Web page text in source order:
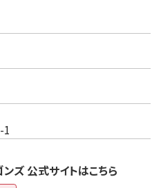
1
ズ 公式サイトはこちら